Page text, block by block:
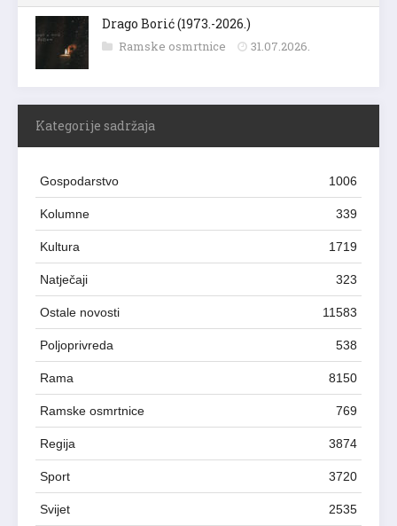
Drago Borić (1973.-2026.)
Ramske osmrtnice 31.07.2026.
Kategorije sadržaja
Gospodarstvo 1006
Kolumne 339
Kultura 1719
Natječaji 323
Ostale novosti 11583
Poljoprivreda 538
Rama 8150
Ramske osmrtnice 769
Regija 3874
Sport 3720
Svijet 2535